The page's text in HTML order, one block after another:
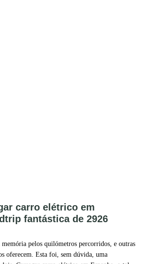
carro elétrico em
fantástica de 2926
pelos quilómetros percorridos, e outras
oferecem. Esta foi, sem dúvida, uma